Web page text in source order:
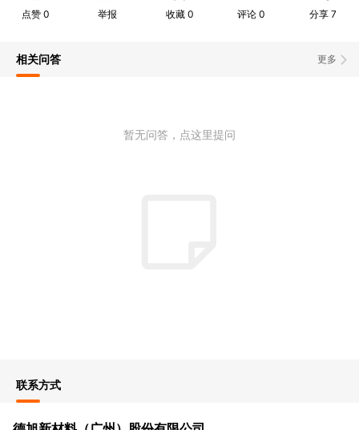
点赞0 举报 收藏 0 评论0 分享7
更多
相关问答
暂无问答，点这里提问
联系方式